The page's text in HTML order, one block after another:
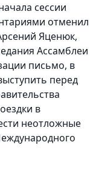
сессии
отменил
Яценюк,
Ассамблеи
письмо, в
перед
в
неотложные